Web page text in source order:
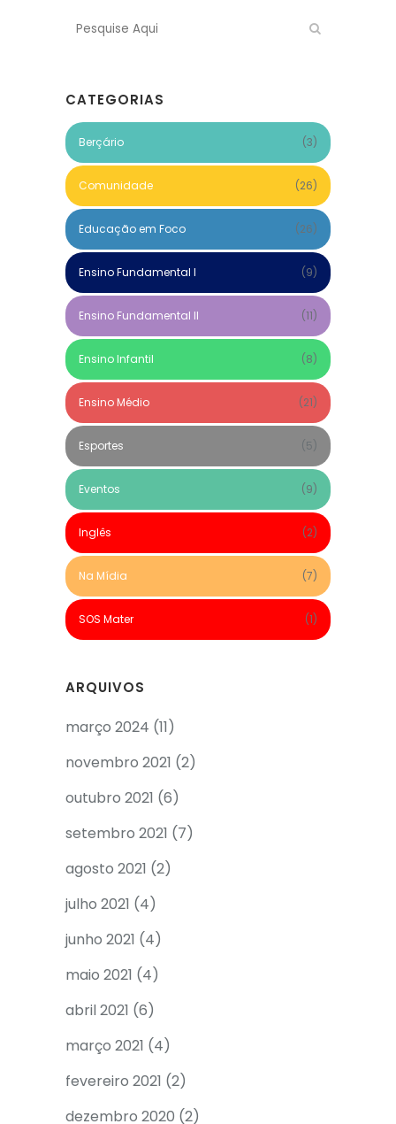
CATEGORIAS
Berçário (3)
Comunidade (26)
Educação em Foco (26)
Ensino Fundamental I (9)
Ensino Fundamental II (11)
Ensino Infantil (8)
Ensino Médio (21)
Esportes (5)
Eventos (9)
Inglês (2)
Na Mídia (7)
SOS Mater (1)
ARQUIVOS
março 2024 (11)
novembro 2021 (2)
outubro 2021 (6)
setembro 2021 (7)
agosto 2021 (2)
julho 2021 (4)
junho 2021 (4)
maio 2021 (4)
abril 2021 (6)
março 2021 (4)
fevereiro 2021 (2)
dezembro 2020 (2)